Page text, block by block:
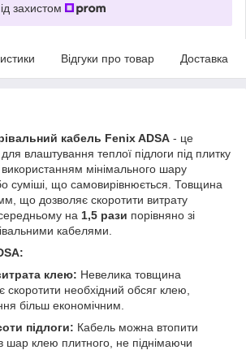
захистом
Відгуки про товар Доставка
кабель Fenix ​​ADSA - це
влаштування теплої підлоги під плитку
використанням мінімального шару
суміші, що самовирівнюється. Товщина
що дозволяє скоротити витрату
на 1,5 рази порівняно зі
кабелями.
клею: Невелика товщина
скоротити необхідний обсяг клею,
більш економічним.
підлоги: Кабель можна втопити
шар клею плитного, не піднімаючи